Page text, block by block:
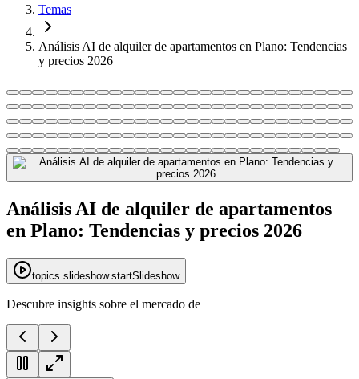
Temas
Análisis AI de alquiler de apartamentos en Plano: Tendencias
y precios 2026
Análisis AI de alquiler de apartamentos
en Plano: Tendencias y precios 2026
topics.slideshow.startSlideshow
Descubre insights sobre el mercado de